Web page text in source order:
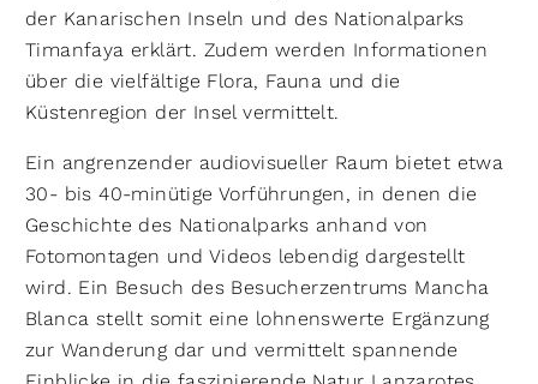
der Kanarischen Inseln und des Nationalparks
Timanfaya erklärt. Zudem werden Informationen
über die vielfältige Flora, Fauna und die
Küstenregion der Insel vermittelt.
Ein angrenzender audiovisueller Raum bietet etwa
30- bis 40-minütige Vorführungen, in denen die
Geschichte des Nationalparks anhand von
Fotomontagen und Videos lebendig dargestellt
wird. Ein Besuch des Besucherzentrums Mancha
Blanca stellt somit eine lohnenswerte Ergänzung
zur Wanderung dar und vermittelt spannende